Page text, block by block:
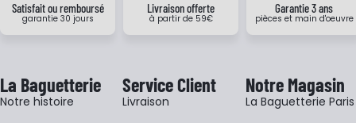
Satisfait ou remboursé
garantie 30 jours
Livraison offerte
à partir de 59€
Garantie 3 ans
pièces et main d'oeuvre
La Baguetterie
Notre histoire
Service Client
Livraison
Notre Magasin
La Baguetterie Paris